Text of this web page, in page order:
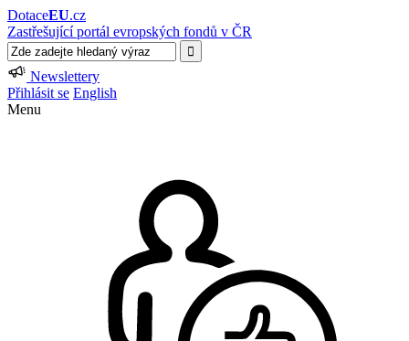
DotaceEU.cz
Zastřešující portál evropských fondů v ČR
Newslettery
Přihlásit se English
Menu